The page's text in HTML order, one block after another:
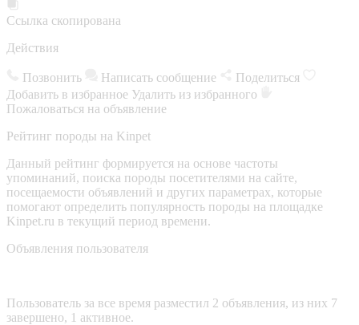
Ссылка скопирована
Действия
Позвонить Написать сообщение
Поделиться
Добавить в избранное Удалить из избранного
Пожаловаться на объявление
Рейтинг породы на Kinpet
Данный рейтинг формируется на основе частоты
упоминаний, поиска породы посетителями на сайте,
посещаемости объявлений и других параметрах, которые
помогают определить популярность породы на площадке
Kinpet.ru в текущий период времени.
Объявления пользователя
Пользователь за все время разместил 2 объявления, из них 7
завершено, 1 активное.